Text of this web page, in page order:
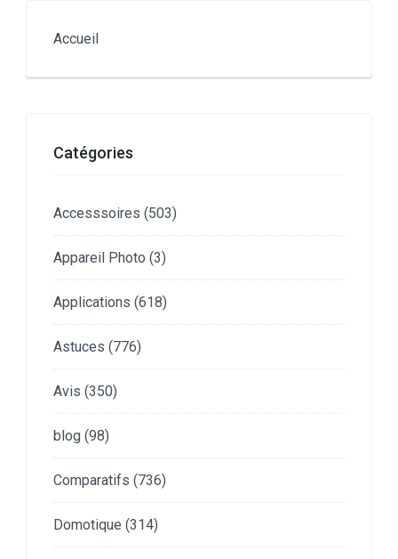
Accueil
Catégories
Accesssoires (503)
Appareil Photo (3)
Applications (618)
Astuces (776)
Avis (350)
blog (98)
Comparatifs (736)
Domotique (314)